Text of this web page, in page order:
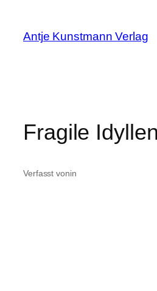
springen
Antje Kunstmann Verlag
Fragile Idyllen
Verfasst vonin